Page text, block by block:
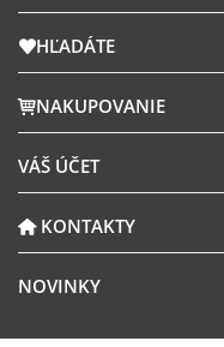
HĽADÁTE
NAKUPOVANIE
VÁŠ ÚČET
KONTAKTY
NOVINKY